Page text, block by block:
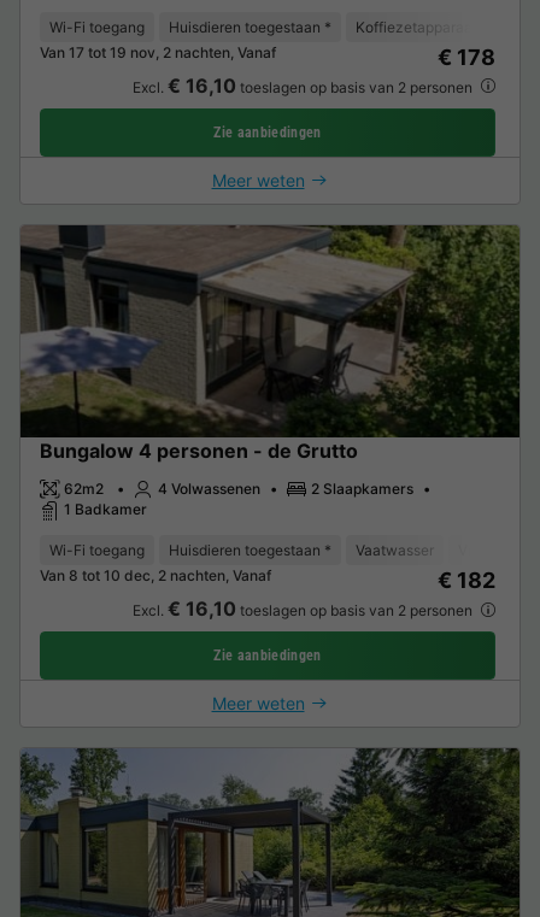
Wi-Fi toegang Huisdieren toegestaan * Koffiezetapparaat
Van 17 tot 19 nov, 2 nachten, Vanaf
€ 178
Excl. € 16,10 toeslagen op basis van 2 personen
Zie aanbiedingen
Meer weten
Bungalow 4 personen - de Grutto
62m2 4 Volwassenen
2 Slaapkamers
1 Badkamer
Wi-Fi toegang Huisdieren toegestaan * Vaatwasser
Van 8 tot 10 dec, 2 nachten, Vanaf
€ 182
Excl. € 16,10 toeslagen op basis van 2 personen
Zie aanbiedingen
Meer weten